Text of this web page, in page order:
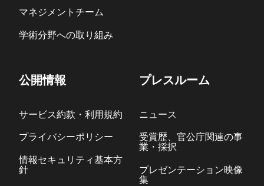
マネジメントチーム
学術分野への取り組み
公開情報
サービス約款・利用規約
プライバシーポリシー
情報セキュリティ基本方
針
プレスルーム
ニュース
受賞歴、官公庁関連の事
業・採択
プレゼンテーション映像
集